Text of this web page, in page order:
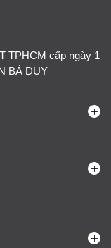
TPHCM cấp ngày 1
BÁ DUY